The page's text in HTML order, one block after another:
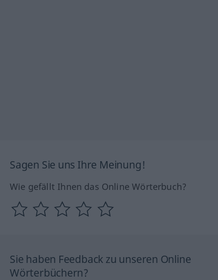
Sagen Sie uns Ihre Meinung!
Wie gefällt Ihnen das Online Wörterbuch?
Sie haben Feedback zu unseren Online
Wörterbüchern?